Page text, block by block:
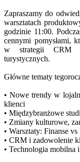
Zapraszamy do
warsztatach
godzinie 11:00.
cennymi pomysłami,
w strategii CRM
turystycznych.
Główne tematy
• Nowe trendy w
klienci
• Międzybranżowe
• Zmiany kulturowe,
• Warsztaty: Finanse vs
• CRM i zadowolenie
• Technologia mobilna